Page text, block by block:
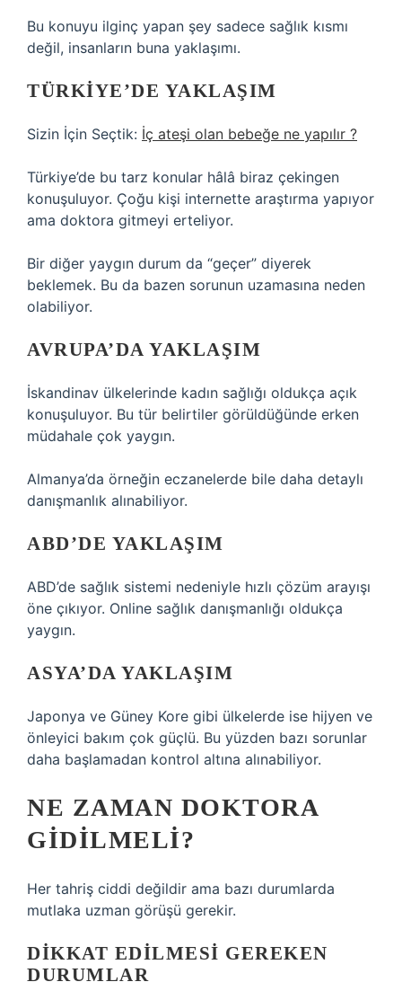
Bu konuyu ilginç yapan şey sadece sağlık kısmı
değil, insanların buna yaklaşımı.
TÜRKIYE’DE YAKLAŞIM
Sizin İçin Seçtik: İç ateşi olan bebeğe ne yapılır ?
Türkiye’de bu tarz konular hâlâ biraz çekingen
konuşuluyor. Çoğu kişi internette araştırma yapıyor
ama doktora gitmeyi erteliyor.
Bir diğer yaygın durum da “geçer” diyerek
beklemek. Bu da bazen sorunun uzamasına neden
olabiliyor.
AVRUPA’DA YAKLAŞIM
İskandinav ülkelerinde kadın sağlığı oldukça açık
konuşuluyor. Bu tür belirtiler görüldüğünde erken
müdahale çok yaygın.
Almanya’da örneğin eczanelerde bile daha detaylı
danışmanlık alınabiliyor.
ABD’DE YAKLAŞIM
ABD’de sağlık sistemi nedeniyle hızlı çözüm arayışı
öne çıkıyor. Online sağlık danışmanlığı oldukça
yaygın.
ASYA’DA YAKLAŞIM
Japonya ve Güney Kore gibi ülkelerde ise hijyen ve
önleyici bakım çok güçlü. Bu yüzden bazı sorunlar
daha başlamadan kontrol altına alınabiliyor.
NE ZAMAN DOKTORA
GIDILMELI?
Her tahriş ciddi değildir ama bazı durumlarda
mutlaka uzman görüşü gerekir.
DIKKAT EDILMESI GEREKEN
DURUMLAR